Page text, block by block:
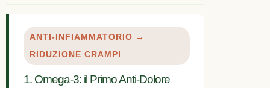
ANTI-INFIAMMATORIO →
RIDUZIONE CRAMPI
1. Omega-3: il Primo Anti-Dolore